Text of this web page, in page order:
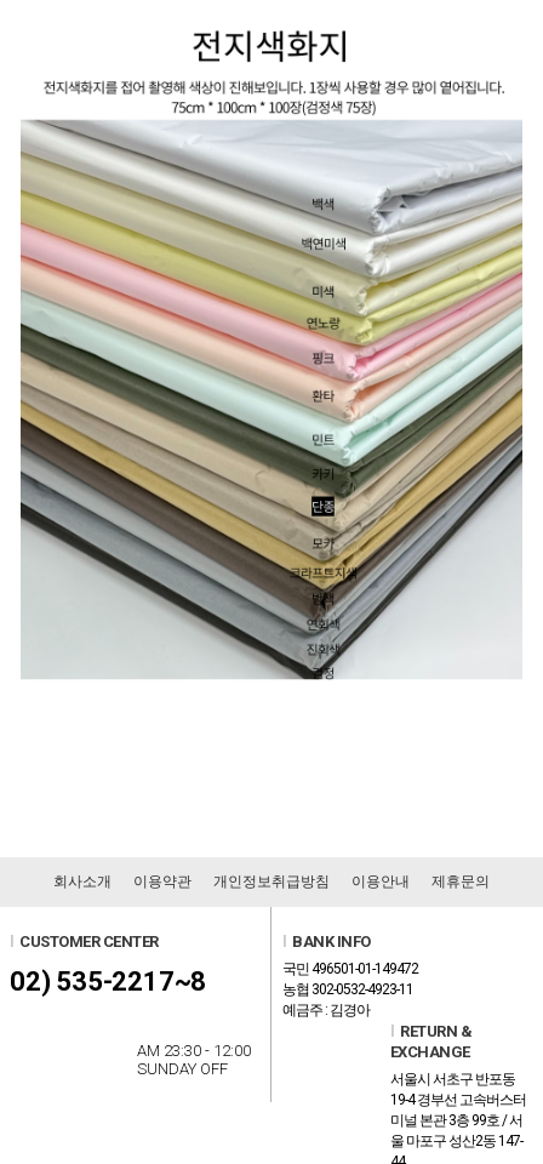
회사소개 이용약관 개인정보취급방침 이용안내 제휴문의
CUSTOMER CENTER
02) 535-2217~8
AM 23:30 - 12:00
SUNDAY OFF
BANK INFO
국민 496501-01-149472
농협 302-0532-4923-11
예금주 : 김경아
RETURN &
EXCHANGE
서울시 서초구 반포동
19-4 경부선 고속버스터
미널 본관 3층 99호 / 서
울 마포구 성산2동 147-